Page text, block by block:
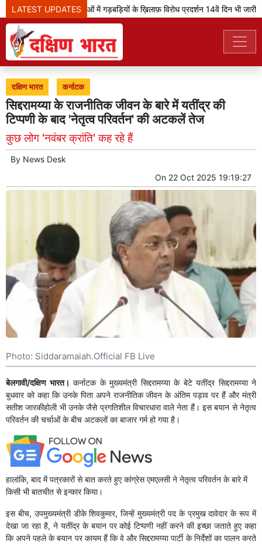
LATEST UPDATES
झारखंड: भर्ती परीक्षाओं में गड़बड़ियों के ख़िलाफ़ विरोध प्रदर्शन 14वें दिन भी जारी
दक्षिण भारत कर्नाटक
सिद्दरामय्या के राजनीतिक जीवन के बारे में यतींद्र की
टिप्पणी के बाद 'नेतृत्व परिवर्तन' की अटकलें तेज
कुछ लोग 'नवंबर क्रांति' कह रहे हैं
By News Desk
On 22 Oct 2025 19:19:27
Photo: Siddaramaiah.Official FB Live
बेलगावी/दक्षिण भारत। कर्नाटक के मुख्यमंत्री सिद्दरामय्या के बेटे यतींद्र सिद्दरामय्या ने
बुधवार को कहा कि उनके पिता अपने राजनीतिक जीवन के अंतिम पड़ाव पर हैं और मंत्री
सतीश जारकीहोली भी उनके जैसे प्रगतिशील विचारधारा वाले नेता हैं। इस बयान से नेतृत्व
परिवर्तन की चर्चाओं के बीच अटकलों का बाजार गर्म हो गया है।
हालांकि, बाद में पत्रकारों से बात करते हुए कांग्रेस एमएलसी ने नेतृत्व परिवर्तन के बारे में
किसी भी बातचीत से इन्कार किया।
इस बीच, उपमुख्यमंत्री डीके शिवकुमार, जिन्हें मुख्यमंत्री पद के प्रमुख दावेदार के रूप में
देखा जा रहा है, ने यतींद्र के बयान पर कोई टिप्पणी नहीं करने की इच्छा जताते हुए कहा
कि अपने पहले के बयान पर कायम हैं कि वे और सिद्दरामय्या पार्टी के निर्देशों का पालन करते